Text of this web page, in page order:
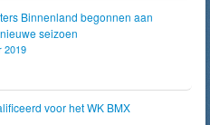
Binnenland begonnen aan
seizoen
2019
voor het WK BMX